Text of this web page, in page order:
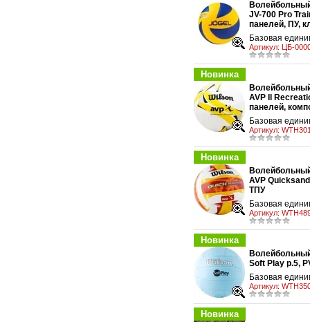
JV-700 Pro
панелей, ПУ,
Базовая
Артикул: ЦБ-
Новинка
AVP II
панелей,
Базовая
Артикул:
Новинка
AVP
ТПУ
Базовая
Артикул:
Новинка
Soft Play р.5,
Базовая
Артикул:
Новинка